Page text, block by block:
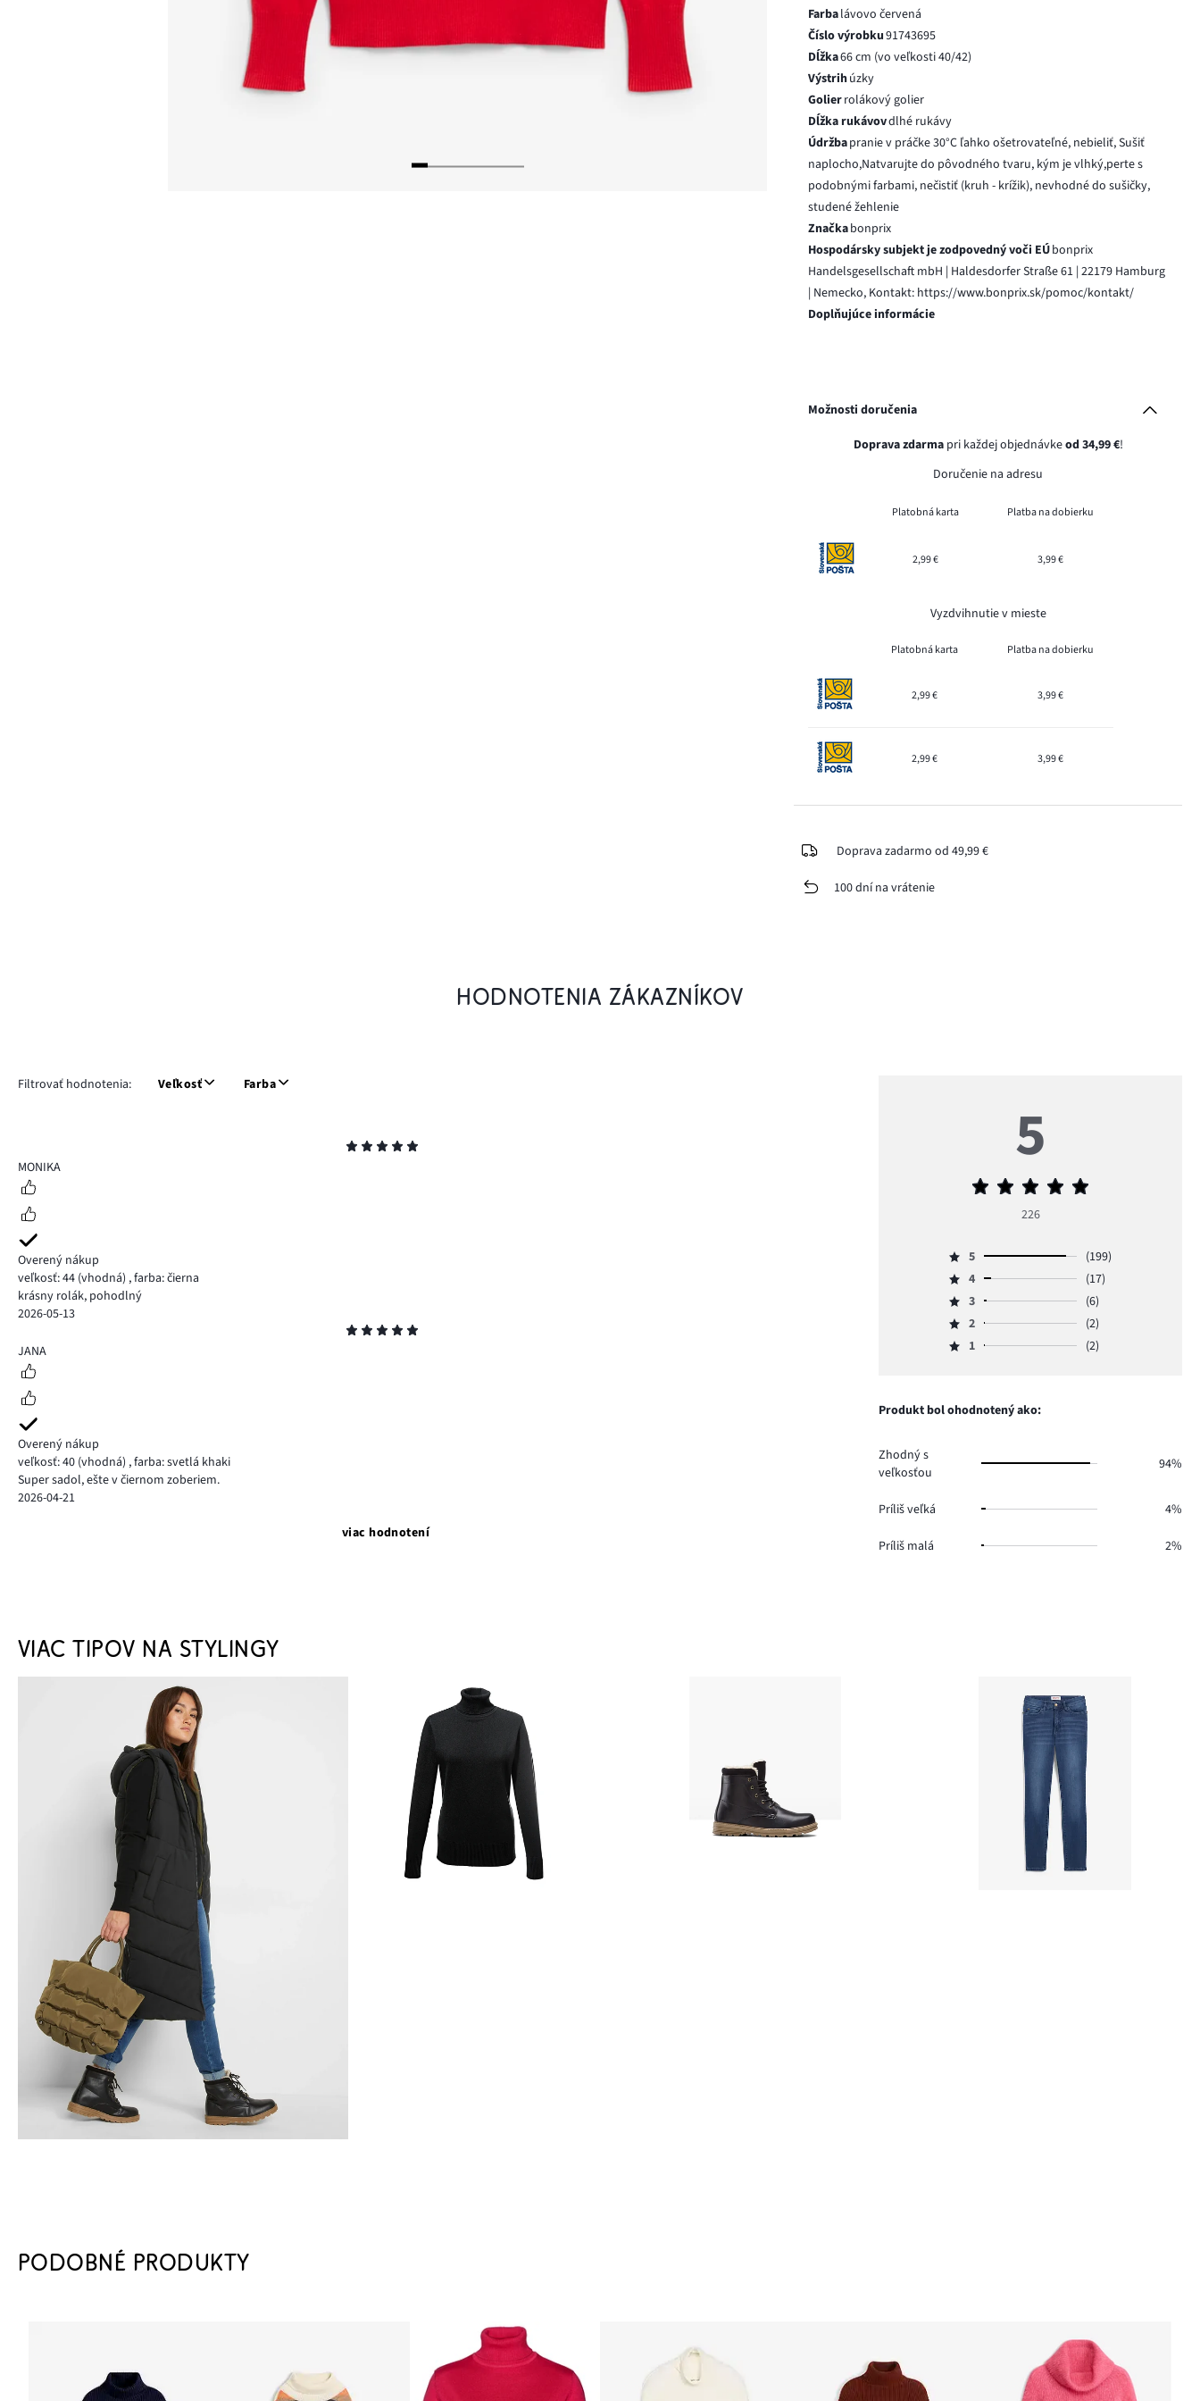
Farbalávovo červená
Číslo výrobku91743695
Dĺžka66 cm (vo veľkosti 40/42)
Výstrihúzky
Golierrolákový golier
Dĺžka rukávovdlhé rukávy
Údržbapranie v práčke 30°C ľahko ošetrovateľné, nebieliť, Sušiť
naplocho,Natvarujte do pôvodného tvaru, kým je vlhký,perte s
podobnými farbami, nečistiť (kruh - krížik), nevhodné do sušičky,
studené žehlenie
Značkabonprix
Hospodársky subjekt je zodpovedný voči EÚbonprix
Handelsgesellschaft mbH | Haldesdorfer Straße 61 | 22179 Hamburg
| Nemecko, Kontakt: https://www.bonprix.sk/pomoc/kontakt/
Doplňujúce informácie
Možnosti doručenia
Doprava zdarmapri každej objednávkeod 34,99 €!
Doručenie na adresu
Platobná karta Platba na dobierku
2,99 € 3,99 €
Vyzdvihnutie v mieste
Platobná karta Platba na dobierku
2,99 € 3,99 €
2,99 € 3,99 €
Doprava zadarmo od 49,99 €
100 dní na vrátenie
HODNOTENIA ZÁKAZNÍKOV
Filtrovať hodnotenia: Veľkosť Farba
5
MONIKA
Overený nákup
veľkosť: 44 (vhodná) ,farba: čierna
krásny rolák, pohodlný
2026-05-13
5
JANA
Overený nákup
veľkosť: 40 (vhodná) ,farba: svetlá khaki
Super sadol, ešte v čiernom zoberiem.
2026-04-21
viac hodnotení
5
Priemerné
5
226
Hodnotenie
5,
počet
hlasov
5
(199)
Hodnotenie
4,
počet
hlasov
4
(17)
Hodnotenie
3,
počet
3
(6)
Hodnotenie
2,
2.
2
(2)
Hodnotenie
hlasov
1 (2)
Produkt bol ohodnotený ako:
Zhodný s
veľkosťou
94%
Príliš veľká 4%
Príliš malá 2%
VIAC TIPOV NA STYLINGY
PODOBNÉ PRODUKTY